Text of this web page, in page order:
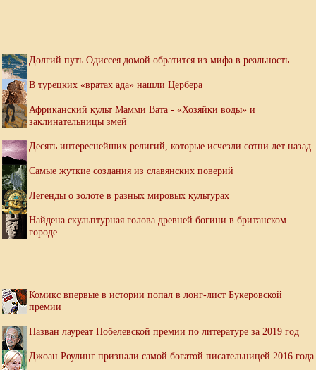
Долгий путь Одиссея домой обратится из мифа в реальность
В турецких «вратах ада» нашли Цербера
Африканский культ Мамми Вата - «Хозяйки воды» и
заклинательницы змей
Десять интереснейших религий, которые исчезли сотни лет назад
Самые жуткие создания из славянских поверий
Легенды о золоте в разных мировых культурах
Найдена скульптурная голова древней богини в британском
городе
Комикс впервые в истории попал в лонг-лист Букеровской
премии
Назван лауреат Нобелевской премии по литературе за 2019 год
Джоан Роулинг признали самой богатой писательницей 2016 года